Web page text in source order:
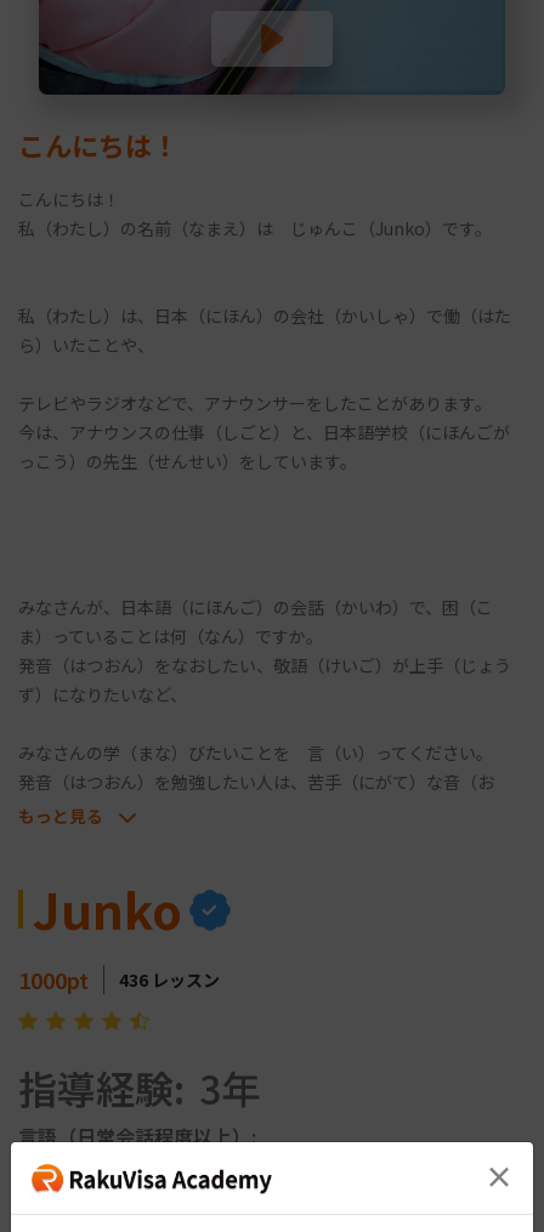
こんにちは！
こんにちは！
私（わたし）の名前（なまえ）は じゅんこ（Junko）です。
私（わたし）は、日本（にほん）の会社（かいしゃ）で働（はた
ら）いたことや、
テレビやラジオなどで、アナウンサーをしたことがあります。
今は、アナウンスの仕事（しごと）と、日本語学校（にほんごが
っこう）の先生（せんせい）をしています。
みなさんが、日本語（にほんご）の会話（かいわ）で、困（こ
ま）っていることは何（なん）ですか。
発音（はつおん）をなおしたい、敬語（けいご）が上手（じょう
ず）になりたいなど、
みなさんの学（まな）びたいことを 言（い）ってください。
発音（はつおん）を勉強したい人は、苦手（にがて）な音（お
と）のなおしかたを、教（おし）えします。
おしゃべりしながら、楽（たの）しく勉強（べんきょう）しまし
三味線（しゃみせん）←動画（どうが）でひいてます歌（うた）
を歌（うた）うこと 日本酒（にほんしゅ） 着物（きもの）
歌舞伎（かぶき）を観（み）ること ヨガやバスケットボール
も好きです！
もっと見る
Junko
1000pt 436 レッスン
指導経験: 3年
言語（日常会話程度以上）:
希望の授業スタイル: 楽しい会話
よく知っている地域: 滋賀県, 京都府, 兵庫県
×